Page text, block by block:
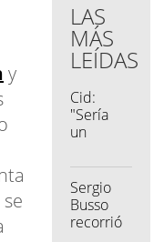
y
LAS
MÁS
LEÍDAS
Cid:
"Sería
un
una
enorme
poder
Sergio
Busso
recorrió